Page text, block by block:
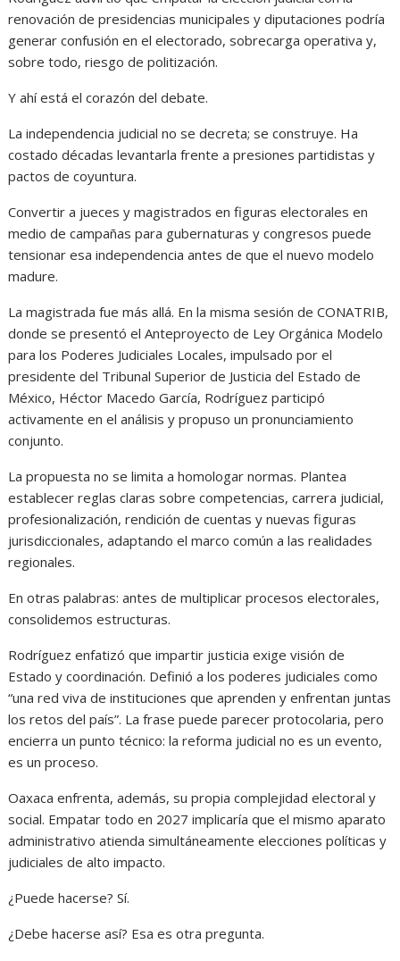
renovación de presidencias municipales y diputaciones podría
generar confusión en el electorado, sobrecarga operativa y,
sobre todo, riesgo de politización.
Y ahí está el corazón del debate.
La independencia judicial no se decreta; se construye. Ha
costado décadas levantarla frente a presiones partidistas y
pactos de coyuntura.
Convertir a jueces y magistrados en figuras electorales en
medio de campañas para gubernaturas y congresos puede
tensionar esa independencia antes de que el nuevo modelo
madure.
La magistrada fue más allá. En la misma sesión de CONATRIB,
donde se presentó el Anteproyecto de Ley Orgánica Modelo
para los Poderes Judiciales Locales, impulsado por el
presidente del Tribunal Superior de Justicia del Estado de
México, Héctor Macedo García, Rodríguez participó
activamente en el análisis y propuso un pronunciamiento
conjunto.
La propuesta no se limita a homologar normas. Plantea
establecer reglas claras sobre competencias, carrera judicial,
profesionalización, rendición de cuentas y nuevas figuras
jurisdiccionales, adaptando el marco común a las realidades
regionales.
En otras palabras: antes de multiplicar procesos electorales,
consolidemos estructuras.
Rodríguez enfatizó que impartir justicia exige visión de
Estado y coordinación. Definió a los poderes judiciales como
“una red viva de instituciones que aprenden y enfrentan juntas
los retos del país”. La frase puede parecer protocolaria, pero
encierra un punto técnico: la reforma judicial no es un evento,
es un proceso.
Oaxaca enfrenta, además, su propia complejidad electoral y
social. Empatar todo en 2027 implicaría que el mismo aparato
administrativo atienda simultáneamente elecciones políticas y
judiciales de alto impacto.
¿Puede hacerse? Sí.
¿Debe hacerse así? Esa es otra pregunta.